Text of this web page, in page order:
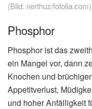
(Bild: nerthuz/fotolia.com)
Phosphor
Phosphor ist das
ein Mangel vor, dann
Knochen und
Appetitverlust,
und hoher Anfälligkeit